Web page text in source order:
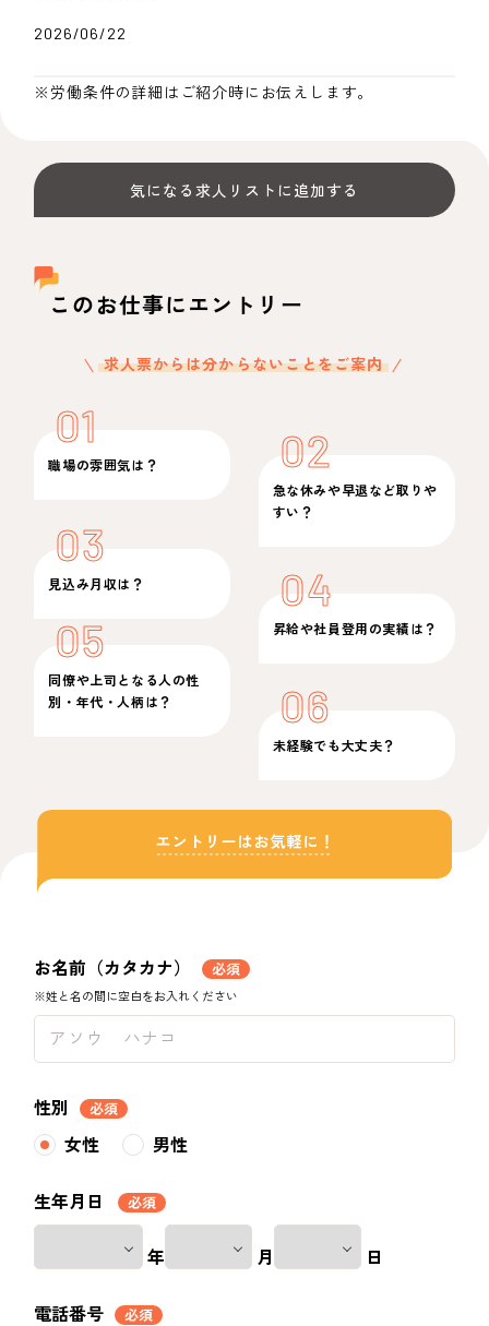
2026/06/22
※労働条件の詳細はご紹介時にお伝えします。
気になる求人リストに追加する
このお仕事にエントリー
求人票からは分からないことをご案内
01
職場の雰囲気は？ 02
急な休みや早退など取りや
すい？
03
見込み月収は？ 04
昇給や社員登用の実績は？
05
同僚や上司となる人の性
別・年代・人柄は？
06
未経験でも大丈夫？
お名前（カタカナ） 必須
※姓と名の間に空白をお入れください
性別 必須
女性 男性
生年月日 必須
年 月 日
電話番号 必須